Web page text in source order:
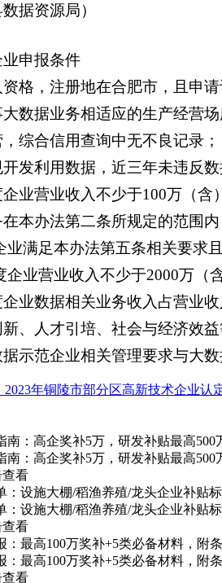
据资源局）
申报条件
资格，注册地在合肥市，且申
大数据业务相适应的生产经营
综合信用查询中无不良记录；
开发利用数据，近三年未违反
企业营业收入不少于100万（含
在本办法第二条所规定的范围
业满足本办法第五条相关要求
企业营业收入不少于2000万（
企业数据相关业务收入占营业
新、人才引培、社会与经济效
示范企业相关管理要求与大
2023年铜陵市部分区高新技术企业认
南：高企奖补5万，研发补贴最高500
南：高企奖补5万，研发补贴最高500
查看
：设施大棚/稻渔养殖/龙头企业补贴
：设施大棚/稻渔养殖/龙头企业补贴
查看
：最高100万奖补+5类必备材料，附
：最高100万奖补+5类必备材料，附
查看